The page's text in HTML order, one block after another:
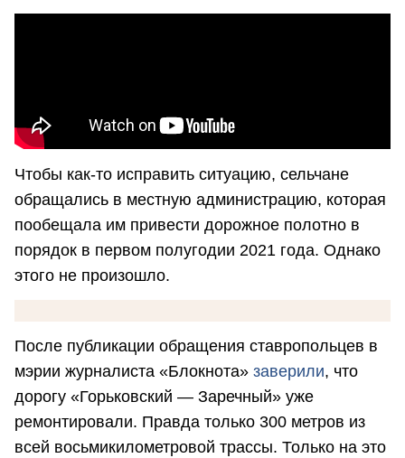
Чтобы как-то исправить ситуацию, сельчане
обращались в местную администрацию, которая
пообещала им привести дорожное полотно в
порядок в первом полугодии 2021 года. Однако
этого не произошло.
После публикации обращения ставропольцев в
мэрии журналиста «Блокнота» заверили, что
дорогу «Горьковский — Заречный» уже
ремонтировали. Правда только 300 метров из
всей восьмикилометровой трассы. Только на это